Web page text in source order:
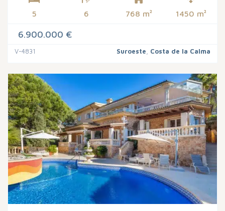
5 6 768 m² 1450 m²
6.900.000 €
V-4831 Suroeste Costa de la Calma